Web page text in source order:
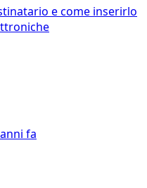
e come inserirlo
fa